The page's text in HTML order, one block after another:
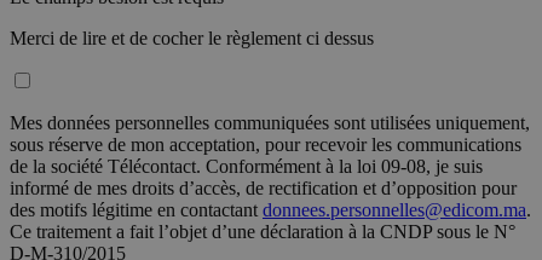
Merci de lire et de cocher le règlement ci dessus
Mes données personnelles communiquées sont utilisées uniquement,
sous réserve de mon acceptation, pour recevoir les communications
de la société Télécontact. Conformément à la loi 09-08, je suis
informé de mes droits d’accès, de rectification et d’opposition pour
des motifs légitime en contactant donnees.personnelles@edicom.ma.
Ce traitement a fait l’objet d’une déclaration à la CNDP sous le N°
D-M-310/2015